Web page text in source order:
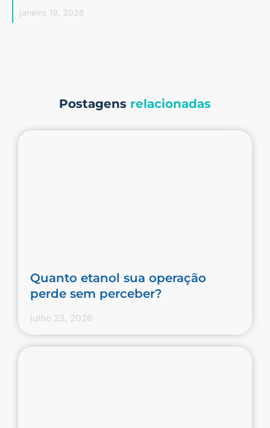
janeiro 19, 2026
Postagens relacionadas
Quanto etanol sua operação
perde sem perceber?
julho 23, 2026